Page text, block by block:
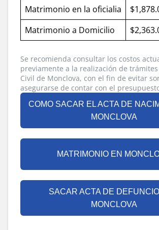
Matrimonio en la oficialia
Matrimonio a Domicilio
Se recomienda consultar los costos
previamente a la realización de
Civil de Monclova, con el fin de evitar
asegurarse de contar con el
COMO SACAR EL ACTA DE
MONCLOVA
MATRIMONIO EN
SACAR ACTA DE
MONCLOVA